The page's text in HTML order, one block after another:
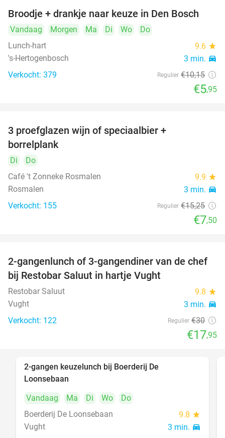
food
41%
Broodje + drankje naar keuze in Den Bosch
Vandaag Morgen Ma Di Wo
Do
Lunch-hart
9.6 star
's-Hertogenbosch 3 min. directions_car
Verkocht: 379 Regulier €10,15
€5,95
3 proefglazen wijn of speciaalbier +
borrelplank
Di
Do
Café 't Zonneke Rosmalen
9.9 star
Rosmalen 3 min. directions_car
Verkocht: 155 Regulier €15,25
€7,50
40%
2-gangenlunch of 3-gangendiner van de chef
bij Restobar Saluut in hartje Vught
Restobar Saluut 9.8 star
Vught 3 min. directions_car
Verkocht: 122 Regulier €30
€17,95
2-gangen keuzelunch bij Boerderij De
Loonsebaan
Vandaag
Ma Di Wo
Do
Boerderij De Loonsebaan
9.8 star
Vught 3 min. directions_car